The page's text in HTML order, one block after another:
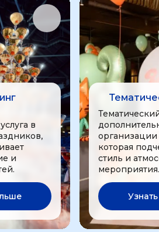
в
и
которая
стиль и
мероприятия.